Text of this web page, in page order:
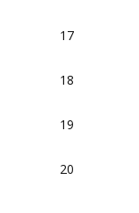
17
18
19
20